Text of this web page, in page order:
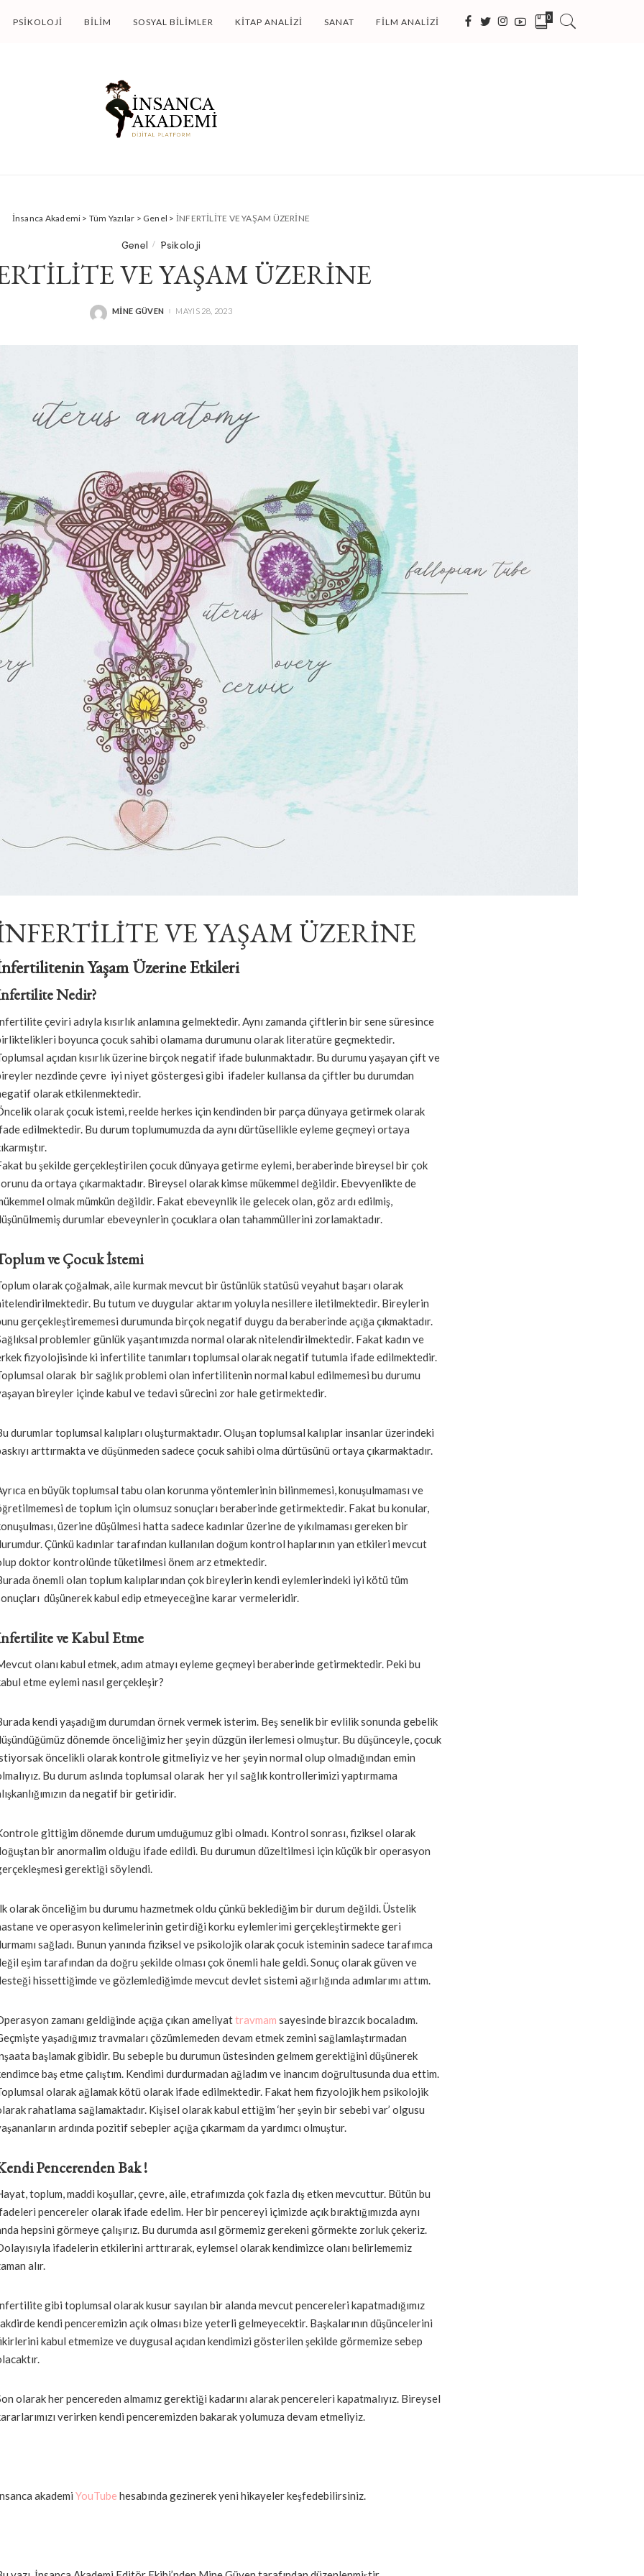
PSIKOLOJI BILIM SOSYAL BILIMLER KITAP ANALIZI SANAT FILM ANALIZI 0
İnsanca Akademi > Tüm Yazılar > Genel > İNFERTİLİTE VE YAŞAM ÜZERİNE
Genel Psikoloji
VE YAŞAM ÜZERİNE
POSTED
MINE GÜVEN MAYIS 28, 2023
VE YAŞAM ÜZERİNE
Yaşam Üzerine Etkileri
Nedir?
çeviri adıyla kısırlık anlamına gelmektedir. Aynı zamanda çiftlerin bir sene süresince
boyunca çocuk sahibi olamama durumunu olarak literatüre geçmektedir.
açıdan kısırlık üzerine birçok negatif ifade bulunmaktadır. Bu durumu yaşayan çift ve
nezdinde çevre iyi niyet göstergesi gibi ifadeler kullansa da çiftler bu durumdan
olarak etkilenmektedir.
olarak çocuk istemi, reelde herkes için kendinden bir parça dünyaya getirmek olarak
edilmektedir. Bu durum toplumumuzda da aynı dürtüsellikle eyleme geçmeyi ortaya
bu şekilde gerçekleştirilen çocuk dünyaya getirme eylemi, beraberinde bireysel bir çok
da ortaya çıkarmaktadır. Bireysel olarak kimse mükemmel değildir. Ebevyenlikte de
olmak mümkün değildir. Fakat ebeveynlik ile gelecek olan, göz ardı edilmiş,
durumlar ebeveynlerin çocuklara olan tahammüllerini zorlamaktadır.
ve Çocuk İstemi
olarak çoğalmak, aile kurmak mevcut bir üstünlük statüsü veyahut başarı olarak
Bu tutum ve duygular aktarım yoluyla nesillere iletilmektedir. Bireylerin
gerçekleştirememesi durumunda birçok negatif duygu da beraberinde açığa çıkmaktadır.
problemler günlük yaşantımızda normal olarak nitelendirilmektedir. Fakat kadın ve
fizyolojisinde ki infertilite tanımları toplumsal olarak negatif tutumla ifade edilmektedir.
olarak bir sağlık problemi olan infertilitenin normal kabul edilmemesi bu durumu
bireyler içinde kabul ve tedavi sürecini zor hale getirmektedir.
durumlar toplumsal kalıpları oluşturmaktadır. Oluşan toplumsal kalıplar insanlar üzerindeki
arttırmakta ve düşünmeden sadece çocuk sahibi olma dürtüsünü ortaya çıkarmaktadır.
en büyük toplumsal tabu olan korunma yöntemlerinin bilinmemesi, konuşulmaması ve
de toplum için olumsuz sonuçları beraberinde getirmektedir. Fakat bu konular,
üzerine düşülmesi hatta sadece kadınlar üzerine de yıkılmaması gereken bir
Çünkü kadınlar tarafından kullanılan doğum kontrol haplarının yan etkileri mevcut
doktor kontrolünde tüketilmesi önem arz etmektedir.
önemli olan toplum kalıplarından çok bireylerin kendi eylemlerindeki iyi kötü tüm
düşünerek kabul edip etmeyeceğine karar vermeleridir.
ve Kabul Etme
olanı kabul etmek, adım atmayı eyleme geçmeyi beraberinde getirmektedir. Peki bu
etme eylemi nasıl gerçekleşir?
kendi yaşadığım durumdan örnek vermek isterim. Beş senelik bir evlilik sonunda gebelik
dönemde önceliğimiz her şeyin düzgün ilerlemesi olmuştur. Bu düşünceyle, çocuk
öncelikli olarak kontrole gitmeliyiz ve her şeyin normal olup olmadığından emin
Bu durum aslında toplumsal olarak her yıl sağlık kontrollerimizi yaptırmama
da negatif bir getiridir.
gittiğim dönemde durum umduğumuz gibi olmadı. Kontrol sonrası, fiziksel olarak
bir anormalim olduğu ifade edildi. Bu durumun düzeltilmesi için küçük bir operasyon
gerektiği söylendi.
olarak önceliğim bu durumu hazmetmek oldu çünkü beklediğim bir durum değildi. Üstelik
ve operasyon kelimelerinin getirdiği korku eylemlerimi gerçekleştirmekte geri
sağladı. Bunun yanında fiziksel ve psikolojik olarak çocuk isteminin sadece tarafımca
eşim tarafından da doğru şekilde olması çok önemli hale geldi. Sonuç olarak güven ve
hissettiğimde ve gözlemlediğimde mevcut devlet sistemi ağırlığında adımlarımı attım.
zamanı geldiğinde açığa çıkan ameliyattravmam sayesinde birazcık bocaladım.
yaşadığımız travmaları çözümlemeden devam etmek zemini sağlamlaştırmadan
başlamak gibidir. Bu sebeple bu durumun üstesinden gelmem gerektiğini düşünerek
baş etme çalıştım. Kendimi durdurmadan ağladım ve inancım doğrultusunda dua ettim.
olarak ağlamak kötü olarak ifade edilmektedir. Fakat hem fizyolojik hem psikolojik
rahatlama sağlamaktadır. Kişisel olarak kabul ettiğim ‘her şeyin bir sebebi var’ olgusu
ardında pozitif sebepler açığa çıkarmam da yardımcı olmuştur.
Pencerenden Bak !
toplum, maddi koşullar, çevre, aile, etrafımızda çok fazla dış etken mevcuttur. Bütün bu
pencereler olarak ifade edelim. Her bir pencereyi içimizde açık bıraktığımızda aynı
hepsini görmeye çalışırız. Bu durumda asıl görmemiz gerekeni görmekte zorluk çekeriz.
ifadelerin etkilerini arttırarak, eylemsel olarak kendimizce olanı belirlememiz
alır.
gibi toplumsal olarak kusur sayılan bir alanda mevcut pencereleri kapatmadığımız
kendi penceremizin açık olması bize yeterli gelmeyecektir. Başkalarının düşüncelerini
kabul etmemize ve duygusal açıdan kendimizi gösterilen şekilde görmemize sebep
olarak her pencereden almamız gerektiği kadarını alarak pencereleri kapatmalıyız. Bireysel
verirken kendi penceremizden bakarak yolumuza devam etmeliyiz.
akademi YouTube hesabında gezinerek yeni hikayeler keşfedebilirsiniz.